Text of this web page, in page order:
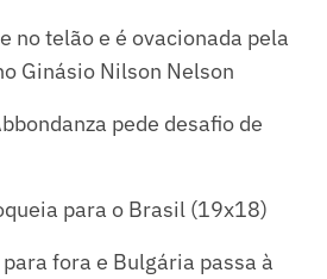
no telão e é ovacionada pela
Ginásio Nilson Nelson
pede desafio de
para o Brasil (19x18)
fora e Bulgária passa à